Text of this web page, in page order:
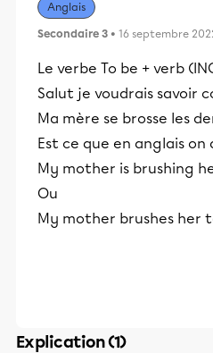
Anglais
Secondaire 3 • 16 septembre
Le verbe To be + verb
Salut je voudrais savoir
Ma mère se brosse les
Est ce que en anglais on
My mother is brushing
Ou
My mother brushes her
Explication (1)